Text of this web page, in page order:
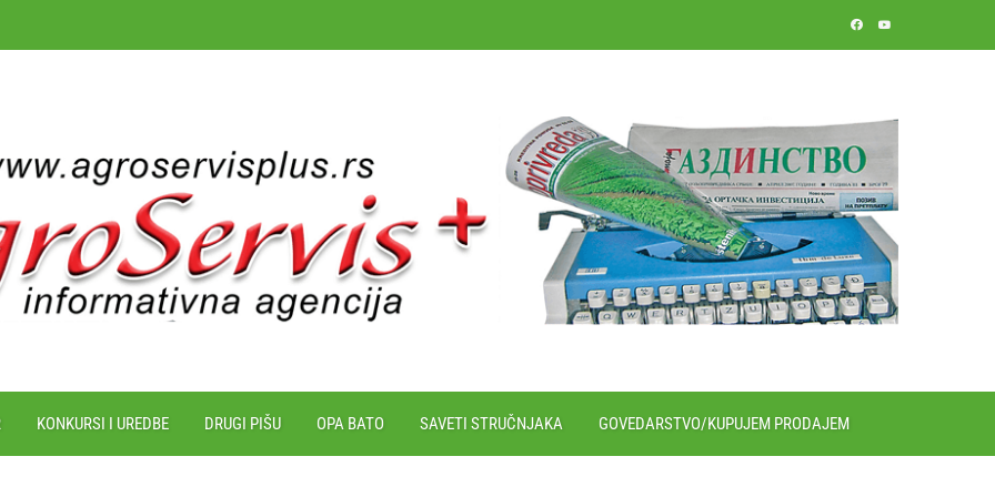
KONKURSI I UREDBE DRUGI PIŠU OPA BATO SAVETI STRUČNJAKA GOVEDARSTVO/KUPUJEM PRODAJEM